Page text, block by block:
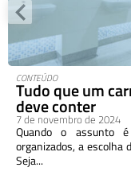
CONTEÚDO
Tudo que um
deve conter
7 de novembro de 2024
Quando o assunto
organizados, a escolha
Seja...